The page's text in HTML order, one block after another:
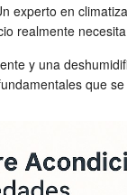
en
realmente
y una
que